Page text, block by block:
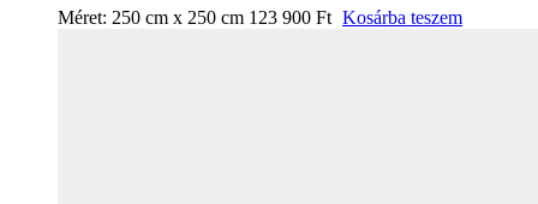
Méret: 250 cm x 250 cm 123 900 Ft Kosárba teszem